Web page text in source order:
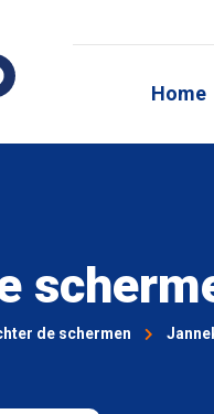
Home
de schermen